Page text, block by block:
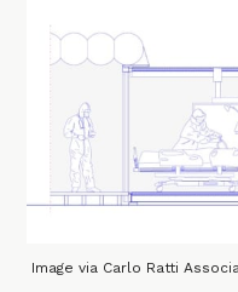
Image via Carlo Ratti